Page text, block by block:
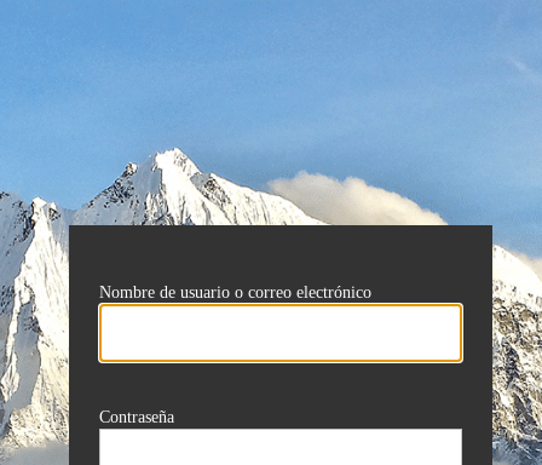
Nombre de usuario o correo electrónico
Contraseña